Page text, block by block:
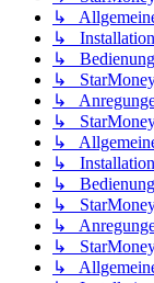
↳
↳ Installation
↳ Bedienung
↳ StarMoney
↳
↳
↳
↳ Installation
↳ Bedienung
↳
↳
↳
↳ Allgemeine